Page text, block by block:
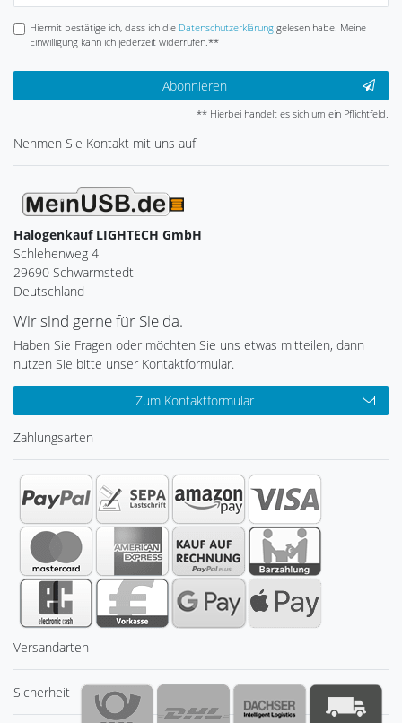
Hiermit bestätige ich, dass ich die Daten­schutz­erklärunggelesen habe. Meine
Einwilligung kann ich jederzeit widerrufen.**
Abonnieren
** Hierbei handelt es sich um ein Pflichtfeld.
Nehmen Sie Kontakt mit uns auf
Halogenkauf LIGHTECH GmbH
Schlehenweg 4
29690 Schwarmstedt
Deutschland
Wir sind gerne für Sie da.
Haben Sie Fragen oder möchten Sie uns etwas mitteilen, dann
nutzen Sie bitte unser Kontaktformular.
Zum Kontaktformular
Zahlungsarten
Versandarten
Sicherheit